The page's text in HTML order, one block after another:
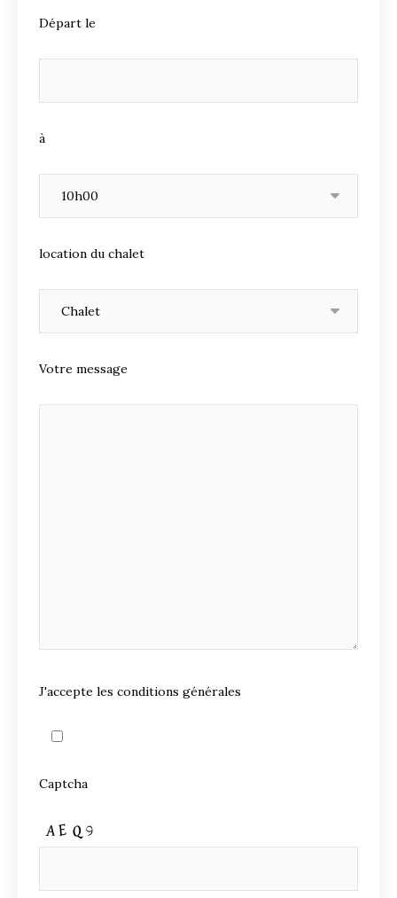
Départ le
à
location du chalet
Votre message
J'accepte les conditions générales
Captcha